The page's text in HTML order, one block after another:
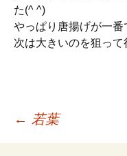
た(^ ^)
やっぱり唐揚げが一番
次は大きいのを狙って
投
← 若葉